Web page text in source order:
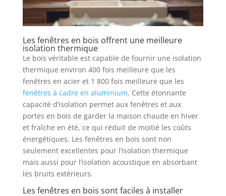
Les fenêtres en bois offrent une meilleure
isolation thermique
Le bois véritable est capable de fournir une isolation
thermique environ 400 fois meilleure que les
fenêtres en acier et 1 800 fois meilleure que les
fenêtres à cadre en aluminium. Cette étonnante
capacité d’isolation permet aux fenêtres et aux
portes en bois de garder la maison chaude en hiver
et fraîche en été, ce qui réduit de moitié les coûts
énergétiques. Les fenêtres en bois sont non
seulement excellentes pour l’isolation thermique
mais aussi pour l’isolation acoustique en absorbant
les bruits extérieurs.
Les fenêtres en bois sont faciles à installer